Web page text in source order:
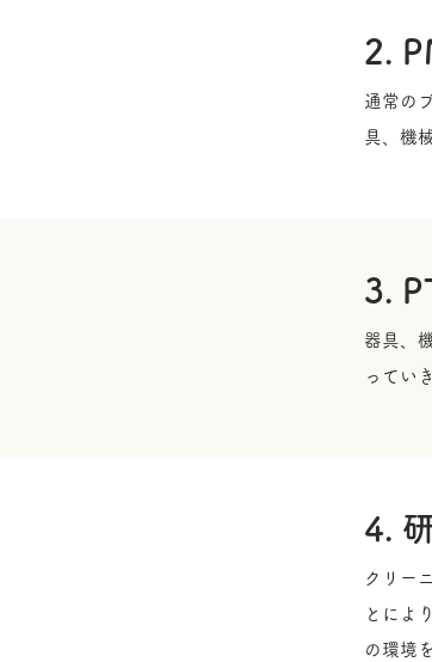
2.
通常の
具、機
3.
器具、
ってい
4.
クリー
とによ
の環境